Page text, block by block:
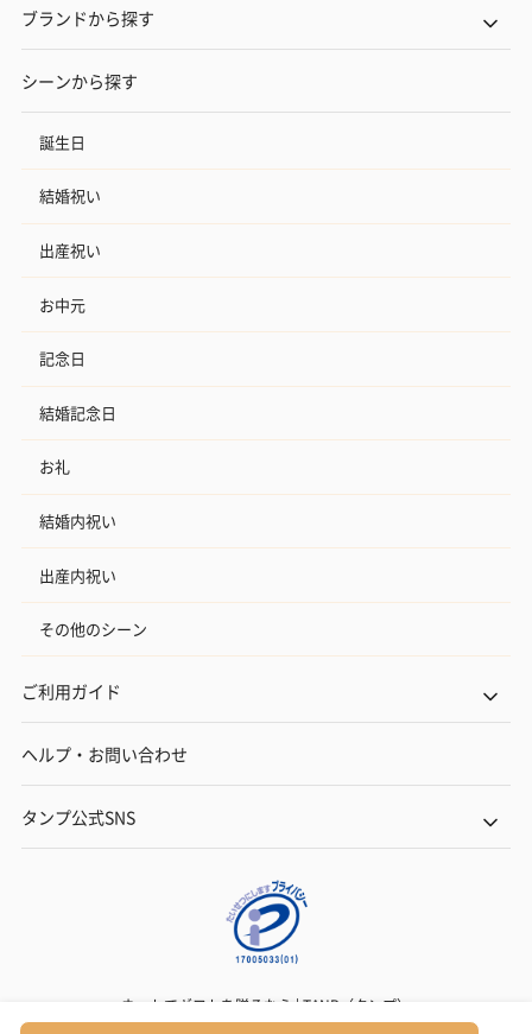
ブランドから探す
シーンから探す
誕生日
結婚祝い
出産祝い
お中元
記念日
結婚記念日
お礼
結婚内祝い
出産内祝い
その他のシーン
ご利用ガイド
ヘルプ・お問い合わせ
タンプ公式SNS
ネットでギフトを贈るなら | TANP（タンプ）